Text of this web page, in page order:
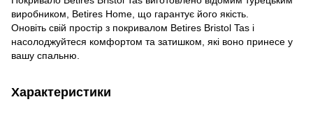
виробником, Betires Home, що гарантує його якість.
Оновіть свій простір з покривалом Betires Bristol Tas і
насолоджуйтеся комфортом та затишком, які воно принесе у
вашу спальню.
Характеристики